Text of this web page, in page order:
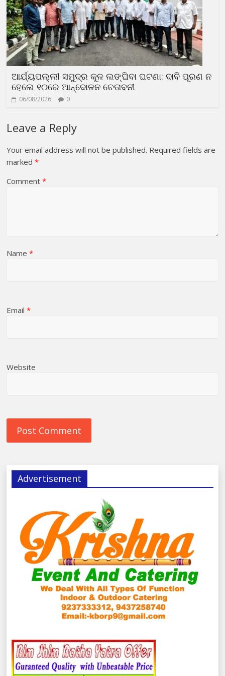
ଆର୍ଯ୍ୟପଲ୍ଲୀ ସମୁଦ୍ର କୂଳ ଲଙ୍ଘିବା ଘଟଣା: ଦାବି ପୂରଣ ନ
ହେଲେ ୧୦ରେ ଆନ୍ଦୋଳନ ଚେତାବନୀ
06/08/2026 0
Leave a Reply
Your email address will not be published. Required fields are
marked*
Comment*
Name*
Email*
Website
Advertisement